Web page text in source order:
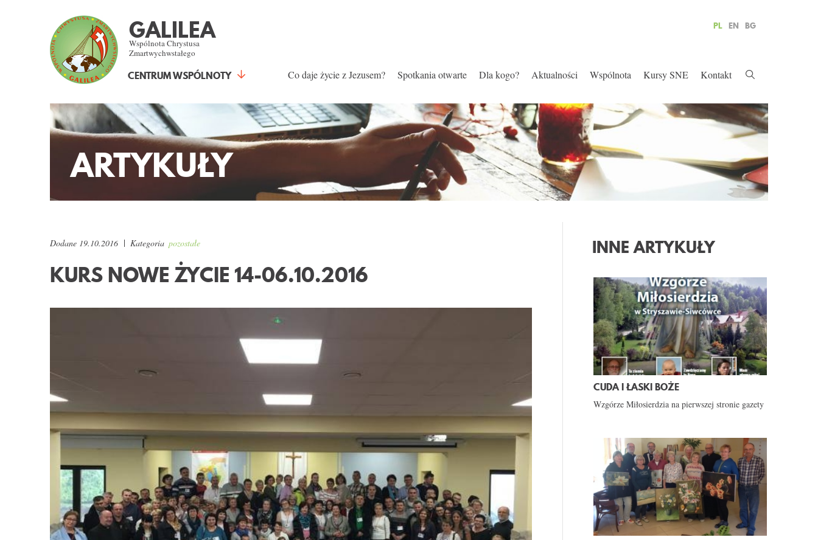
GALILEA
Wspólnota Chrystusa
Zmartwychwstałego
CENTRUM WSPÓLNOTY
PL EN BG
Co daje życie z Jezusem? Spotkania otwarte Dla kogo? Aktualności Wspólnota Kursy SNE Kontakt
ARTYKUŁY
Dodane 19.10.2016 Kategoria pozostałe
KURS NOWE ŻYCIE 14-06.10.2016
INNE ARTYKUŁY
CUDA I ŁASKI BOŻE
Wzgórze Miłosierdzia na pierwszej stronie gazety